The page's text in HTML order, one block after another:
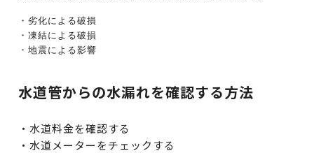
・劣化による破損
・凍結による破損
・地震による影響
水道管からの水漏れを確認する方法
・水道料金を確認する
・水道メーターをチェックする